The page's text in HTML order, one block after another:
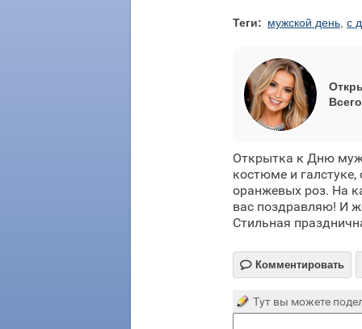
Теги: мужской день с
Открытка к Дню
костюме и
оранжевых роз. На
вас поздравляю! И
Стильная
 Комментировать
Тут вы можете